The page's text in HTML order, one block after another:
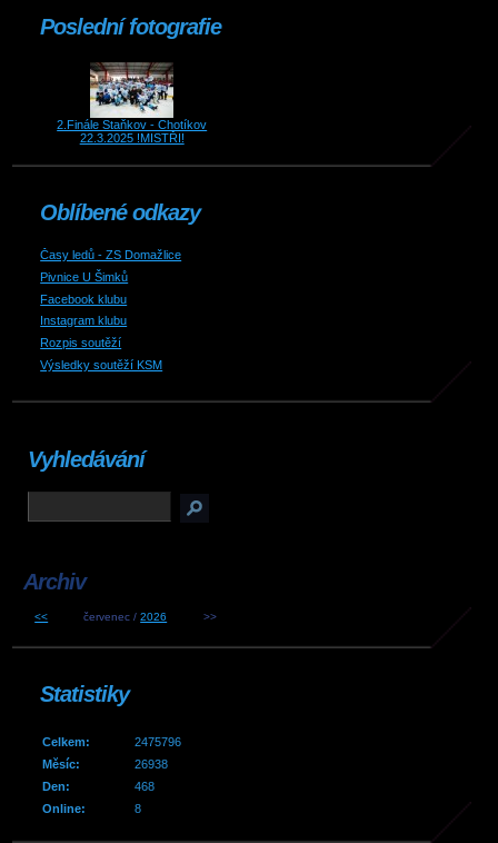
Poslední fotografie
2.Finále Staňkov - Chotíkov
22.3.2025 !MISTŘI!
Oblíbené odkazy
Časy ledů - ZS Domažlice
Pivnice U Šimků
Facebook klubu
Instagram klubu
Rozpis soutěží
Výsledky soutěží KSM
Vyhledávání
Archiv
<< červenec /2026 >>
Statistiky
Online: 8
Celkem:
2475796
Měsíc:
26938
Den:
468